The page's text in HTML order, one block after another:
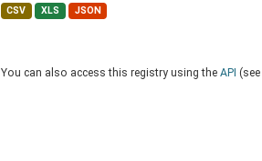
CSV XLS JSON
You can also access this registry using the API (see